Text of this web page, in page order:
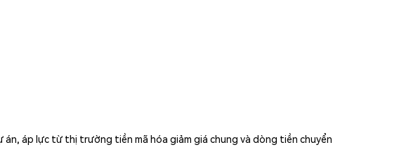
áp lực từ thị trường tiền mã hóa giảm giá chung và dòng tiền chuyển